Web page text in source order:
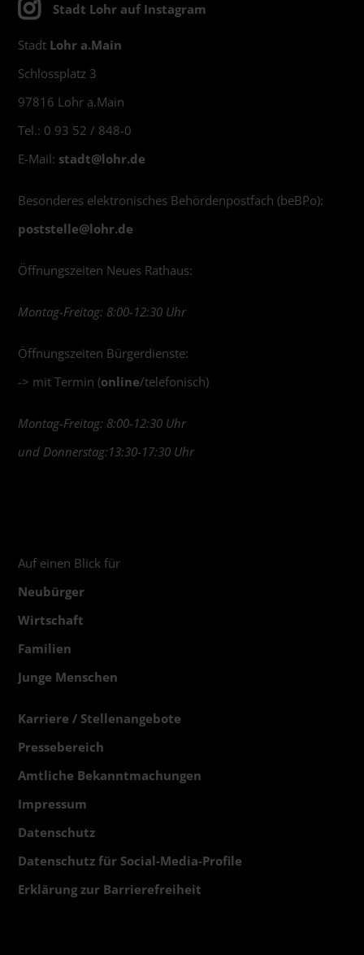
Stadt Lohr auf Instagram
Stadt Lohr a.Main
Schlossplatz 3
97816 Lohr a.Main
Tel.: 0 93 52 / 848-0
E-Mail: stadt@lohr.de
Besonderes elektronisches Behördenpostfach (beBPo):
poststelle@lohr.de
Öffnungszeiten Neues Rathaus:
Montag-Freitag: 8:00-12:30 Uhr
Öffnungszeiten Bürgerdienste:
-> mit Termin (online/telefonisch)
Montag-Freitag: 8:00-12:30 Uhr
und Donnerstag:13:30-17:30 Uhr
Auf einen Blick für
Neubürger
Wirtschaft
Familien
Junge Menschen
Karriere / Stellenangebote
Pressebereich
Amtliche Bekanntmachungen
Impressum
Datenschutz
Datenschutz für Social-Media-Profile
Erklärung zur Barrierefreiheit